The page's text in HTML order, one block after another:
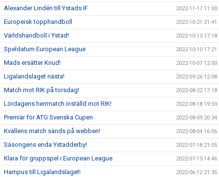
Alexander Lindén till Ystads IF 2022-11-17 11:00
Europeisk topphandboll 2022-10-21 21:41
Världshandboll i Ystad! 2022-10-13 17:18
Speldatum European League 2022-10-10 17:21
Mads ersätter Knud! 2022-10-07 12:00
Ligalandslaget nästa! 2022-09-26 12:08
Match mot RIK på torsdag! 2022-08-22 17:18
Lördagens herrmatch inställd mot RIK! 2022-08-18 19:59
Premiär för ATG Svenska Cupen 2022-08-09 20:34
Kvällens match sänds på webben! 2022-08-04 16:06
Säsongens enda Ystadderby! 2022-07-18 21:05
Klara för gruppspel i European League 2022-07-13 14:46
Hampus till Ligalandslaget! 2022-06-12 21:35